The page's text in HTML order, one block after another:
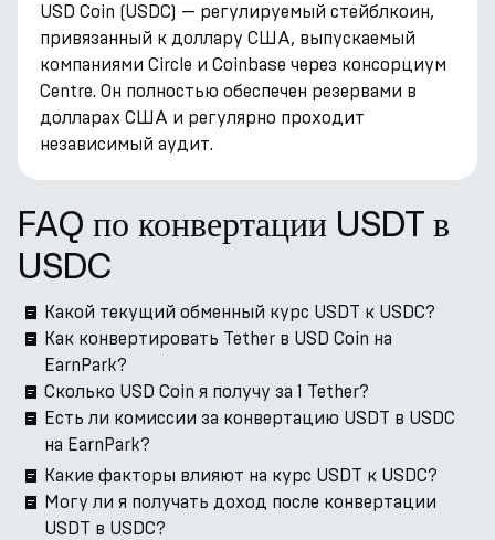
USD Coin (USDC) — регулируемый стейблкоин,
привязанный к доллару США, выпускаемый
компаниями Circle и Coinbase через консорциум
Centre. Он полностью обеспечен резервами в
долларах США и регулярно проходит
независимый аудит.
FAQ по конвертации USDT в
USDC
Какой текущий обменный курс USDT к USDC?
Как конвертировать Tether в USD Coin на
EarnPark?
Сколько USD Coin я получу за 1 Tether?
Есть ли комиссии за конвертацию USDT в USDC
на EarnPark?
Какие факторы влияют на курс USDT к USDC?
Могу ли я получать доход после конвертации
USDT в USDC?